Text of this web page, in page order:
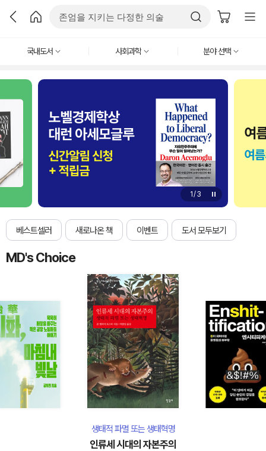
국내도서 사회과학 분야 선택
1/3
베스트셀러 새로나온 책 이벤트 도서 모두보기
MD's Choice
생태적 파멸 또는 생태혁명
인류세 시대의 자본주의